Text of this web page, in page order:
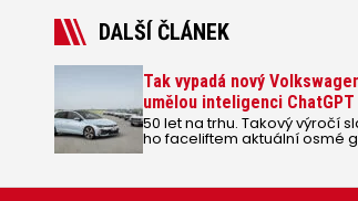
DALŠÍ ČLÁNEK
Tak vypadá nový
umělou inteligenci ChatGPT
50 let na trhu. Takový výročí
ho faceliftem aktuální osmé